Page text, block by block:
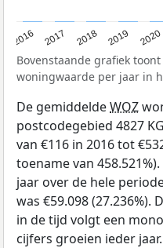
2016 2017 2018 2019 2020
Bovenstaande grafiek
woningwaarde per jaar in
De gemiddeldeWOZ
postcodegebied 4827
van €116 in 2016 tot
toename van
jaar over de hele
was €59.098 (27.236%).
in de tijd volgt een
cijfers groeien ieder jaar.